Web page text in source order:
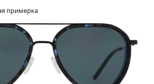
примерка